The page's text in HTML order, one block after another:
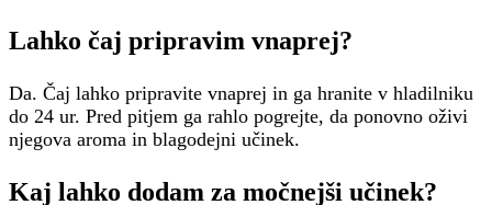
Lahko čaj pripravim vnaprej?
Da. Čaj lahko pripravite vnaprej in ga hranite v hladilniku
do 24 ur. Pred pitjem ga rahlo pogrejte, da ponovno oživi
njegova aroma in blagodejni učinek.
Kaj lahko dodam za močnejši učinek?